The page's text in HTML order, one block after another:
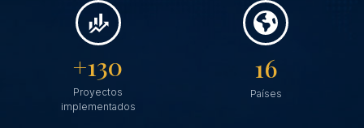
+130
Proyectos
implementados
16
Países